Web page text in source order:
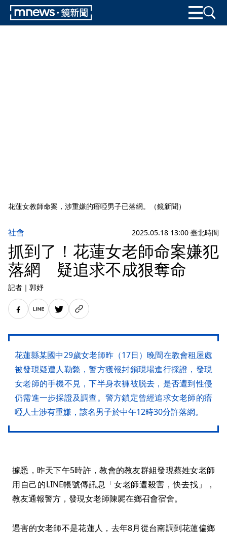
花蓮女教師命案，涉重嫌的瘖啞男子已落網。（鏡新聞）
社會 2025.05.18 13:00 臺北時間
抓到了！花蓮女老師命案嫌犯
落網 疑追求不成狠奪命
記者 ｜ 郭妤
花蓮縣某國中29歲女老師昨（17日）晚間在教會租屋處
被發現疑遭人勒斃，警方獲報封鎖現場進行採證，發現
女老師的手機不見，下半身衣褲被脱去，是否遭到性侵
仍需進一步採證及調查。警方鎖定曾經追求女老師的瘖
啞人士涉有重嫌，該名男子於中午12時30分許落網。
據悉，昨天下午5時許，教會的教友群組發現蔡姓女老師
用自己的LINE帳號傳訊息「女老師遭殺害，快去找」，
教友通報警方，發現女老師陳屍在鄉召會宿舍。
遇害的女老師不是花蓮人，去年8月從台南調到花蓮偏鄉